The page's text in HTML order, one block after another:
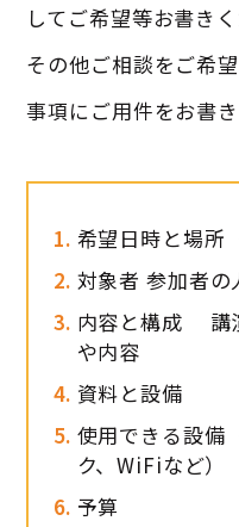
してご希望等お書きく
その他ご相談をご希
事項にご用件をお書き
希望日時と場所
対象者 参加者
内容と構成 講
や内容
資料と設備
使用できる設備
ク、WiFiなど）
予算